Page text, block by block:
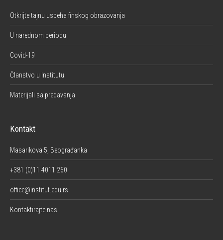
Otkrijte tajnu uspeha finskog obrazovanja
U narednom periodu
Covid-19
Članstvo u Institutu
Materijali sa predavanja
Kontakt
Masarikova 5, Beograđanka
+381 (0)11 4011 260
office@institut.edu.rs
Kontaktirajte nas